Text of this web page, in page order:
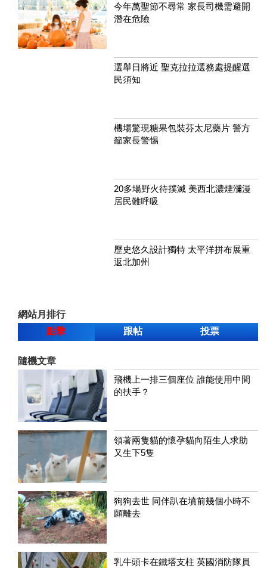
今年萬聖節不尋常 家長司機需避開
潛在危險
選舉日將近 聖克拉拉選務處提醒選
民須知
機場驚現糖果包裝芬太尼藥片 警方
籲家長警惕
20多場野火待撲滅 美西北濃煙瀰漫
居民難呼吸
歷史悠久設計獨特 太平洋拼布展重
返北加州
網站月排行
點擊
跟帖 投票
隨機文章
飛機上一排三個座位 誰能使用中間
的扶手？
領著兩隻貓的懷孕貓向陌生人求助
又生下5隻
狗狗去世 同伴趴在墳前幾個小時不
願離去
乳牛頭卡在鐵塔支柱 英國消防隊員